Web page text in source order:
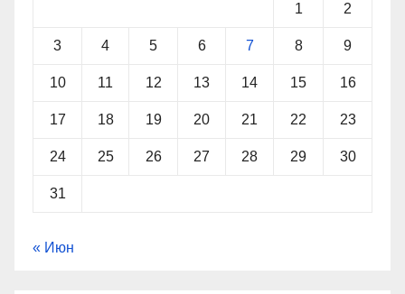
1 2
3 4 5 6 7 8 9
10 11 12 13 14 15 16
17 18 19 20 21 22 23
24 25 26 27 28 29 30
31
« Июн